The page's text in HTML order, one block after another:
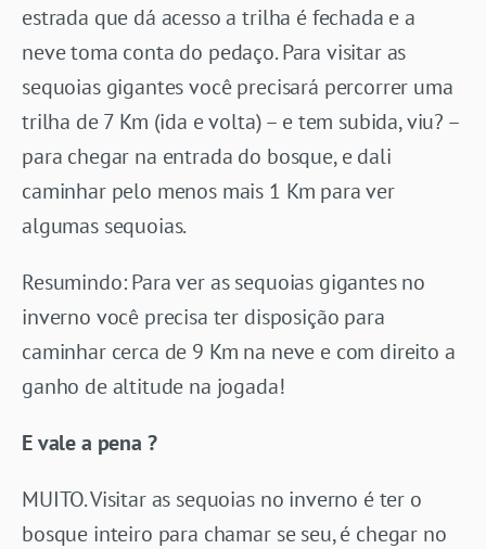
estrada que dá acesso a trilha é fechada e a
neve toma conta do pedaço. Para visitar as
sequoias gigantes você precisará percorrer uma
trilha de 7 Km (ida e volta) – e tem subida, viu? –
para chegar na entrada do bosque, e dali
caminhar pelo menos mais 1 Km para ver
algumas sequoias.
Resumindo: Para ver as sequoias gigantes no
inverno você precisa ter disposição para
caminhar cerca de 9 Km na neve e com direito a
ganho de altitude na jogada!
E vale a pena ?
MUITO. Visitar as sequoias no inverno é ter o
bosque inteiro para chamar se seu, é chegar no